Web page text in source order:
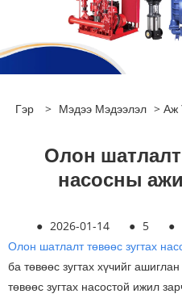
Гэр > Мэдээ Мэдээлэл > Аж
Олон шатлалт
насосны
● 2026-01-14 ● 5 ●
Олон шатлалт төвөөс зугтах
ба төвөөс зугтах хүчийг
төвөөс зугтах насостой ижил